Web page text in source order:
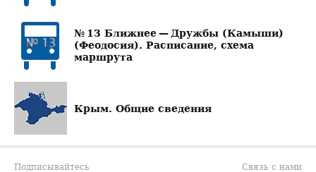
№ 13 Ближнее — Дружбы (Камыши)
(Феодосия). Расписание, схема
маршрута
Крым. Общие сведения
Подписывайтесь Связь с нами